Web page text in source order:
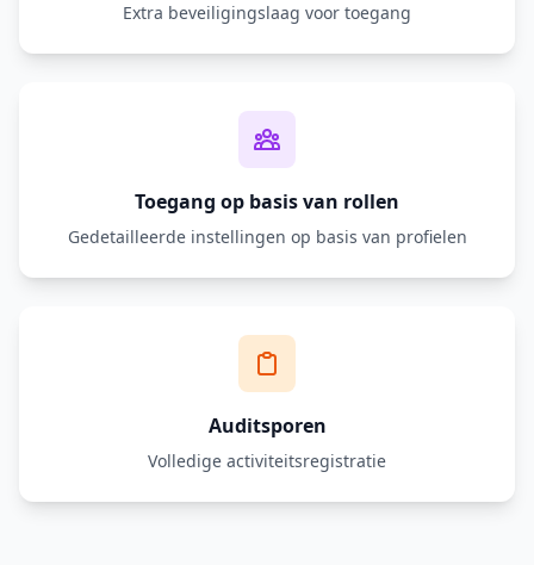
Extra beveiligingslaag voor toegang
Toegang op basis van rollen
Gedetailleerde instellingen op basis van profielen
Auditsporen
Volledige activiteitsregistratie